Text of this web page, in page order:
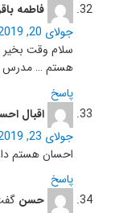
فاطمه
جولای 20, 2019 در 10:13 ب.ظ
سلام وقت
هستم … مدرس
پاسخ
اقبال
جولای 23, 2019 در 9:02 ق.ظ
احسان هستم
پاسخ
حسن